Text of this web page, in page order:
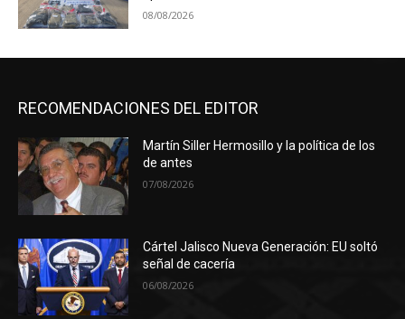
08/08/2026
RECOMENDACIONES DEL EDITOR
Martín Siller Hermosillo y la política de los
de antes
07/08/2026
Cártel Jalisco Nueva Generación: EU soltó
señal de cacería
06/08/2026